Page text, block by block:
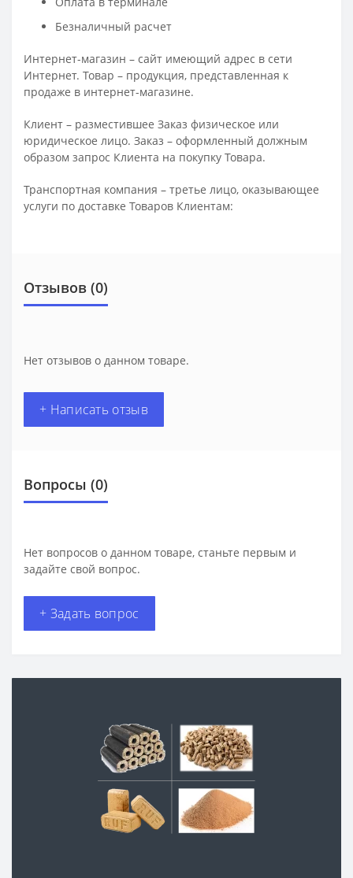
Безналичный расчет
Интернет-магазин – сайт имеющий адрес в сети
Интернет. Товар – продукция, представленная к
продаже в интернет-магазине.
Клиент – разместившее Заказ физическое или
юридическое лицо. Заказ – оформленный должным
образом запрос Клиента на покупку Товара.
Транспортная компания – третье лицо, оказывающее
услуги по доставке Товаров Клиентам:
Отзывов (0)
Нет отзывов о данном товаре.
+ Написать отзыв
Вопросы (0)
Нет вопросов о данном товаре, станьте первым и
задайте свой вопрос.
+ Задать вопрос